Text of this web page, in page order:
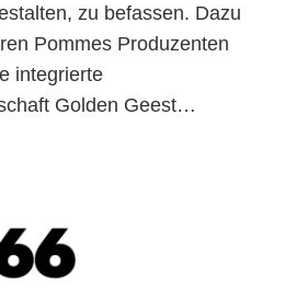
zu befassen. Dazu
Pommes Produzenten
integrierte
Golden Geest…